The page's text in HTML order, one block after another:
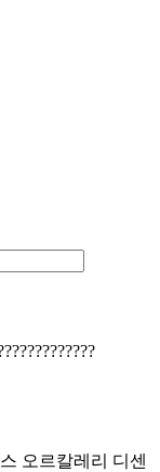
오르칼레리 디센